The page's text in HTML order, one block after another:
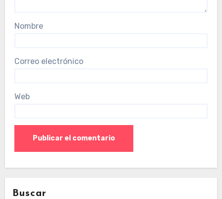
Nombre
Correo electrónico
Web
Buscar